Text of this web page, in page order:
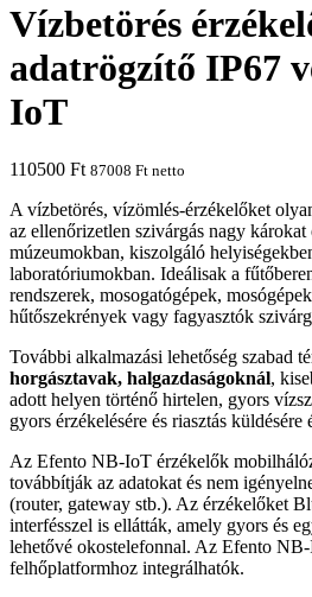
Vízbetörés
adatrögzítő IP67
IoT
110500 Ft 87008 Ft netto
A vízbetörés, vízömlés-érzékelőket
az ellenőrizetlen szivárgás nagy
múzeumokban, kiszolgáló
laboratóriumokban. Ideálisak a
rendszerek, mosogatógépek,
hűtőszekrények vagy fagyasztók
További alkalmazási lehetőség szabad
horgásztavak, halgazdaságoknál,
adott helyen történő hirtelen, gyors
gyors érzékelésére és riasztás
Az Efento NB-IoT érzékelők
továbbítják az adatokat és nem
(router, gateway stb.). Az érzékelőket
interfésszel is ellátták, amely gyors és
lehetővé okostelefonnal. Az Efento
felhőplatformhoz integrálhatók.